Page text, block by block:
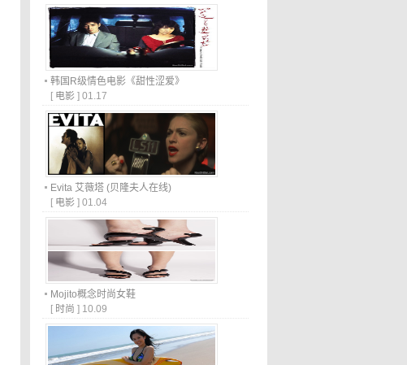
韩国R级情色电影《甜性涩爱》
[ 电影 ] 01.17
Evita 艾薇塔 (贝隆夫人在线)
[ 电影 ] 01.04
Mojito概念时尚女鞋
[ 时尚 ] 10.09